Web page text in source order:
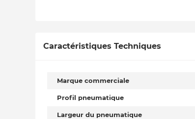
Caractéristiques Techniques
Marque commerciale
Profil pneumatique
Largeur du pneumatique